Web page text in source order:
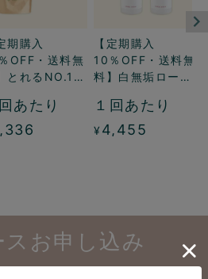
期購入
OFF・送料無
とれるNO.1粉
クコース
あたり
【定期購入
10％OFF・送料無
料】白無垢ロー
１回あたり
¥ 4,455
スお申し込み